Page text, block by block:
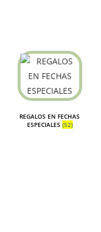
REGALOS EN FECHAS
ESPECIALES (52)